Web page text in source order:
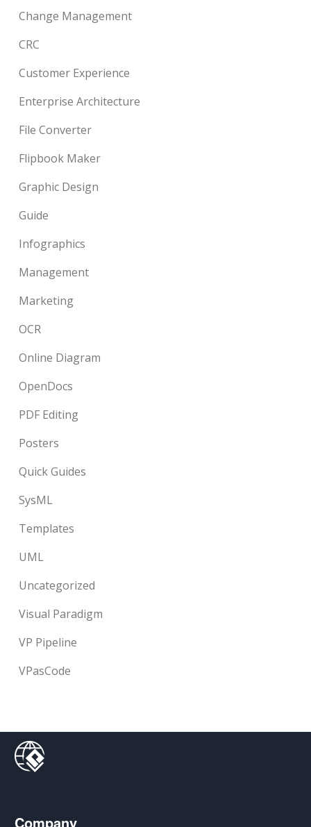
Change Management
CRC
Customer Experience
Enterprise Architecture
File Converter
Flipbook Maker
Graphic Design
Guide
Infographics
Management
Marketing
OCR
Online Diagram
OpenDocs
PDF Editing
Posters
Quick Guides
SysML
Templates
UML
Uncategorized
Visual Paradigm
VP Pipeline
VPasCode
Company